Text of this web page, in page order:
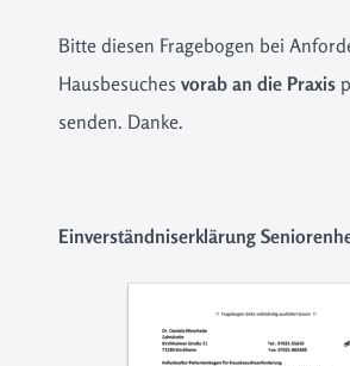
Bitte diesen Fragebogen bei
Hausbesuches vorab an die Praxis
senden. Danke.
Einverständniserklärung